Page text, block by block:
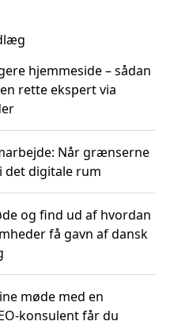
hjemmeside – sådan
rette ekspert via
Når grænserne
det digitale rum
og find ud af hvordan
få gavn af dansk
møde med en
konsulent får du